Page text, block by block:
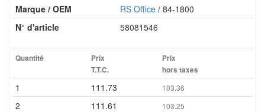
Marque / OEM
RS Office / 84-1800
N° d'article
58081546
Quantité
Prix
T.T.C.
Prix
hors taxes
1 111.73 103.36
2 111.61 103.25